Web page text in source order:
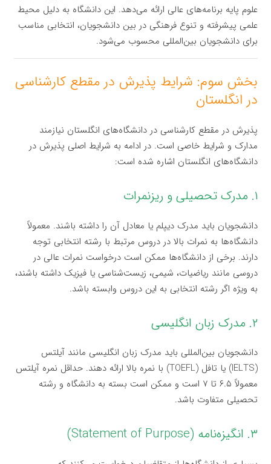
علوم پایه برنامه‌های عالی ارائه می‌دهد. این دانشگاه به دلیل محیط
علمی پیشرفته و تنوع فرهنگی در بین دانشجویان، انتخابی مناسب
برای دانشجویان بین‌المللی محسوب می‌شود.
بخش سوم: شرایط پذیرش در مقطع کارشناسی
در انگلستان
پذیرش در مقطع کارشناسی در دانشگاه‌های انگلستان نیازمند
مدارک و شرایط خاصی است. در ادامه به شرایط اصلی پذیرش در
دانشگاه‌های انگلستان اشاره شده است:
۱. مدرک تحصیلی و ریزنمرات
دانشجویان باید مدرک دیپلم یا معادل آن را داشته باشند. معمولاً
دانشگاه‌ها به نمرات بالا در دروس مرتبط با رشته انتخابی توجه
دارند. برخی از دانشگاه‌ها ممکن است درخواست نمرات عالی در
دروسی مانند ریاضیات، شیمی، زیست‌شناسی یا فیزیک داشته باشند،
به ویژه اگر رشته انتخابی به این دروس وابسته باشد.
۲. مدرک زبان انگلیسی
دانشجویان بین‌المللی باید مدرک زبان انگلیسی مانند آیلتس
(IELTS) یا تافل (TOEFL) با نمره بالا ارائه دهند. حداقل نمره آیلتس
معمولاً ۶.۵ تا ۷ است و ممکن است بسته به دانشگاه و رشته
تحصیلی متفاوت باشد.
۳. انگیزه‌نامه (Statement of Purpose)